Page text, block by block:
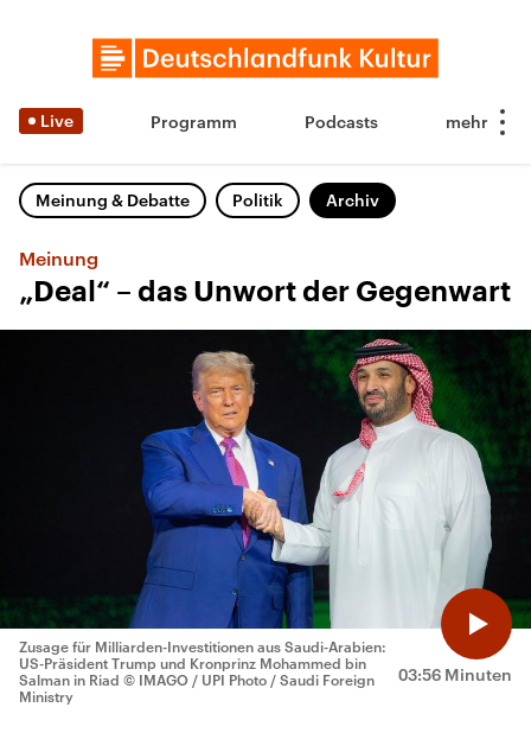
Live Programm Podcasts
Meinung & Debatte Politik Archiv
Meinung
„Deal“ – das Unwort der Gegenwart
03:56 Minuten
Zusage für Milliarden-Investitionen aus Saudi-Arabien:
US-Präsident Trump und Kronprinz Mohammed bin
Salman in Riad © IMAGO / UPI Photo / Saudi Foreign
Ministry